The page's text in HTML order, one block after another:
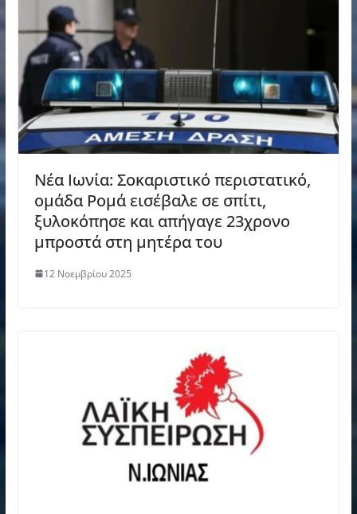
Νέα Ιωνία: Σοκαριστικό περιστατικό,
ομάδα Ρομά εισέβαλε σε σπίτι,
ξυλοκόπησε και απήγαγε 23χρονο
μπροστά στη μητέρα του
12 Νοεμβρίου 2025